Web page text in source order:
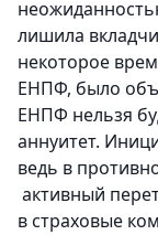
лишила
некоторое
ЕНПФ, было
ЕНПФ нельзя
аннуитет.
ведь в
активный
в страховые